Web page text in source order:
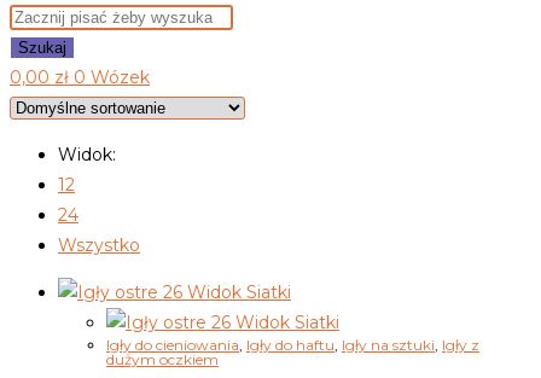
Szukaj
0,00 zł 0 Wózek
Widok:
12
24
Wszystko
Widok Siatki
Widok Siatki
Igły do cieniowania, Igły do haftu, Igły na sztuki, Igły z
dużym oczkiem